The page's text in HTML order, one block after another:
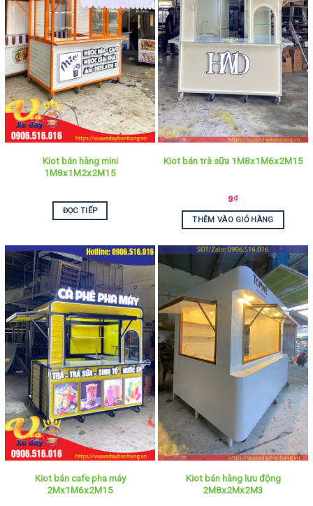
Kiot bán hàng mini
1M8x1M2x2M15
ĐỌC TIẾP
Kiot bán trà sữa 1M8x1M6x2M15
9₫
THÊM VÀO GIỎ HÀNG
Kiot bán cafe pha máy
2Mx1M6x2M15
Kiot bán hàng lưu động
2M8x2Mx2M3